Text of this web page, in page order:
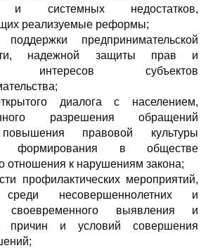
и системных недостатков,
реализуемые реформы;
поддержки предпринимательской
надежной защиты прав и
интересов субъектов
диалога с населением,
разрешения обращений
правовой культуры
формирования в обществе
отношения к нарушениям закона;
профилактических мероприятий,
среди несовершеннолетних и
своевременного выявления и
причин и условий совершения